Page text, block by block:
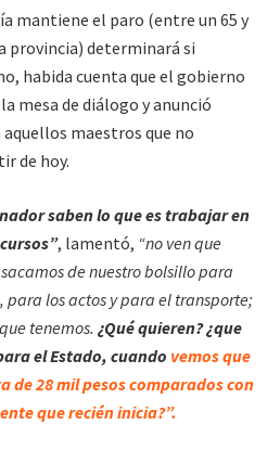
mantiene el paro (entre un 65 y
provincia) determinará si
habida cuenta que el gobierno
mesa de diálogo y anunció
maestros que no
de hoy.
saben lo que es trabajar en
, lamentó, “no ven que
de nuestro bolsillo para
para los actos y para el transporte;
tenemos. ¿Qué quieren? ¿que
el Estado, cuando vemos que
de 28 mil pesos comparados con
que recién inicia?”.